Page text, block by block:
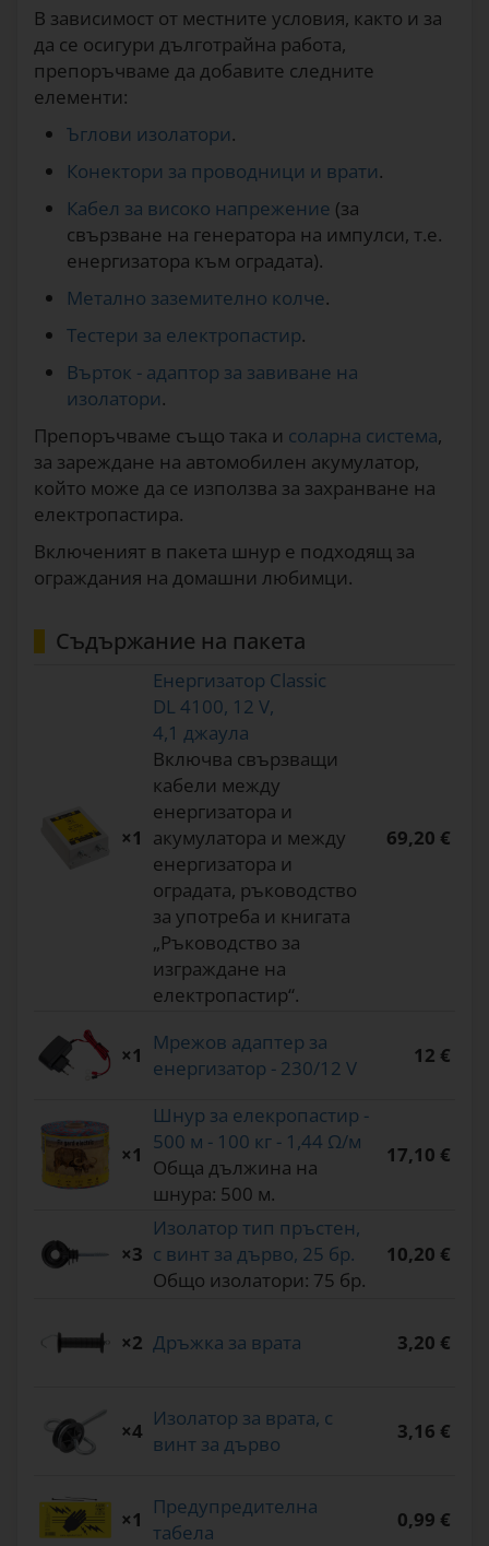
В зависимост от местните условия, както и за
да се осигури дълготрайна работа,
препоръчваме да добавите следните
елементи:
Ъглови изолатори.
Конектори за проводници и врати.
Кабел за високо напрежение (за
свързване на генератора на импулси, т.е.
енергизатора към оградата).
Метално заземително колче.
Тестери за електропастир.
Върток - адаптор за завиване на
изолатори.
Препоръчваме също така и соларна система,
за зареждане на автомобилен акумулатор,
който може да се използва за захранване на
електропастира.
Включеният в пакета шнур е подходящ за
ограждания на домашни любимци.
Съдържание на пакета
×1
Енергизатор Classic
DL 4100, 12 V,
4,1 джаула
Включва свързващи
кабели между
енергизатора и
акумулатора и между
енергизатора и
оградата, ръководство
за употреба и книгата
„Ръководство за
изграждане на
електропастир“.
69,20 €
×1
Мрежов адаптер за
енергизатор - 230/12 V
12 €
×1
Шнур за елекропастир -
500 м - 100 кг - 1,44 Ω/м
Обща дължина на
шнура: 500 м.
17,10 €
×3
Изолатор тип пръстен,
с винт за дърво, 25 бр.
Общо изолатори: 75 бр.
10,20 €
×2 Дръжка за врата 3,20 €
×4
Изолатор за врата, с
винт за дърво
3,16 €
×1
Предупредителна
табела
0,99 €